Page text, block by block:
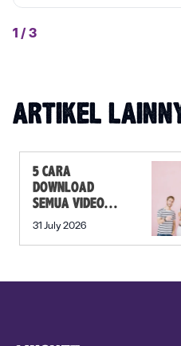
1 / 3
ARTIKEL
5 CARA
DOWNLOAD
SEMUA VIDEO
DALAM PLAYLIST
31 July 2026